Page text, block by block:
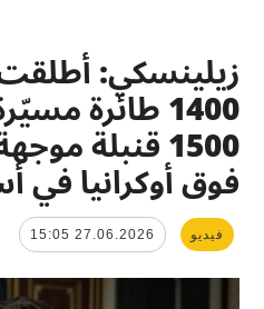
زيلينسكي:
1400 طائرة
فوق أوكرانيا في
فيديو 27.06.2026 15:05